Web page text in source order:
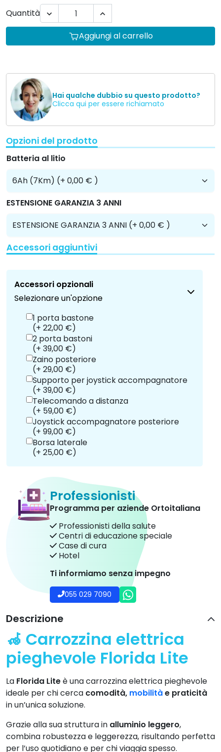
Quantità
 
Aggiungi al carrello
Hai qualche dubbio su questo prodotto?
Clicca qui per essere richiamato
Opzioni del prodotto
Batteria al litio
ESTENSIONE GARANZIA 3 ANNI
Accessori aggiuntivi
Accessori opzionali
Selezionare un'opzione
1 porta bastone
(+ 22,00 €)
2 porta bastoni
(+ 39,00 €)
Zaino posteriore
(+ 29,00 €)
Supporto per joystick accompagnatore
(+ 39,00 €)
Telecomando a distanza
(+ 59,00 €)
Joystick accompagnatore posteriore
(+ 99,00 €)
Borsa laterale
(+ 25,00 €)
Professionisti
Programma per aziende Ortoitaliana
Professionisti della salute
Centri di educazione speciale
Case di cura
Hotel
Ti informiamo senza impegno
055 029 7090
Descrizione
🦽 Carrozzina elettrica
pieghevole Florida Lite
La Florida Liteè una carrozzina elettrica pieghevole
ideale per chi cerca comodità, mobilitàe praticità
in un’unica soluzione.
Grazie alla sua struttura in alluminio leggero,
combina robustezza e leggerezza, risultando perfetta
per l’uso quotidiano e per chi viaggia spesso.